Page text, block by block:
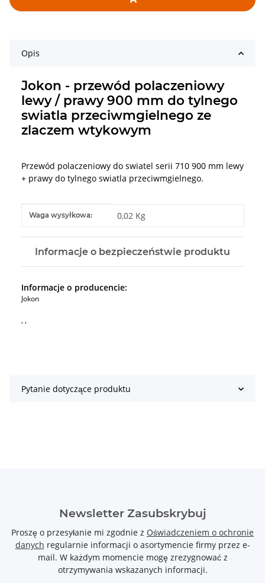
Opis
Jokon - przewód polaczeniowy
lewy / prawy 900 mm do tylnego
swiatla przeciwmgielnego ze
zlaczem wtykowym
Przewód polaczeniowy do swiatel serii 710 900 mm lewy
+ prawy do tylnego swiatla przeciwmgielnego.
#productDetails.itemInformation#
#productDetails.itemValue#
Waga wysyłkowa: 0,02 Kg
Informacje o bezpieczeństwie produktu
Informacje o producencie:
Jokon
, ,
Pytanie dotyczące produktu
Newsletter Zasubskrybuj
Proszę o przesyłanie mi zgodnie z Oświadczeniem o ochronie
danych regularnie informacji o asortymencie firmy przez e-
mail. W każdym momencie mogę zrezygnować z
otrzymywania wskazanych informacji.